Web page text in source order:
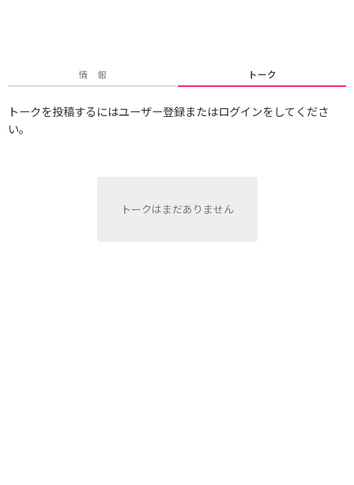
情 報 トーク
トークを投稿するにはユーザー登録またはログインをしてくださ
い。
トークはまだありません